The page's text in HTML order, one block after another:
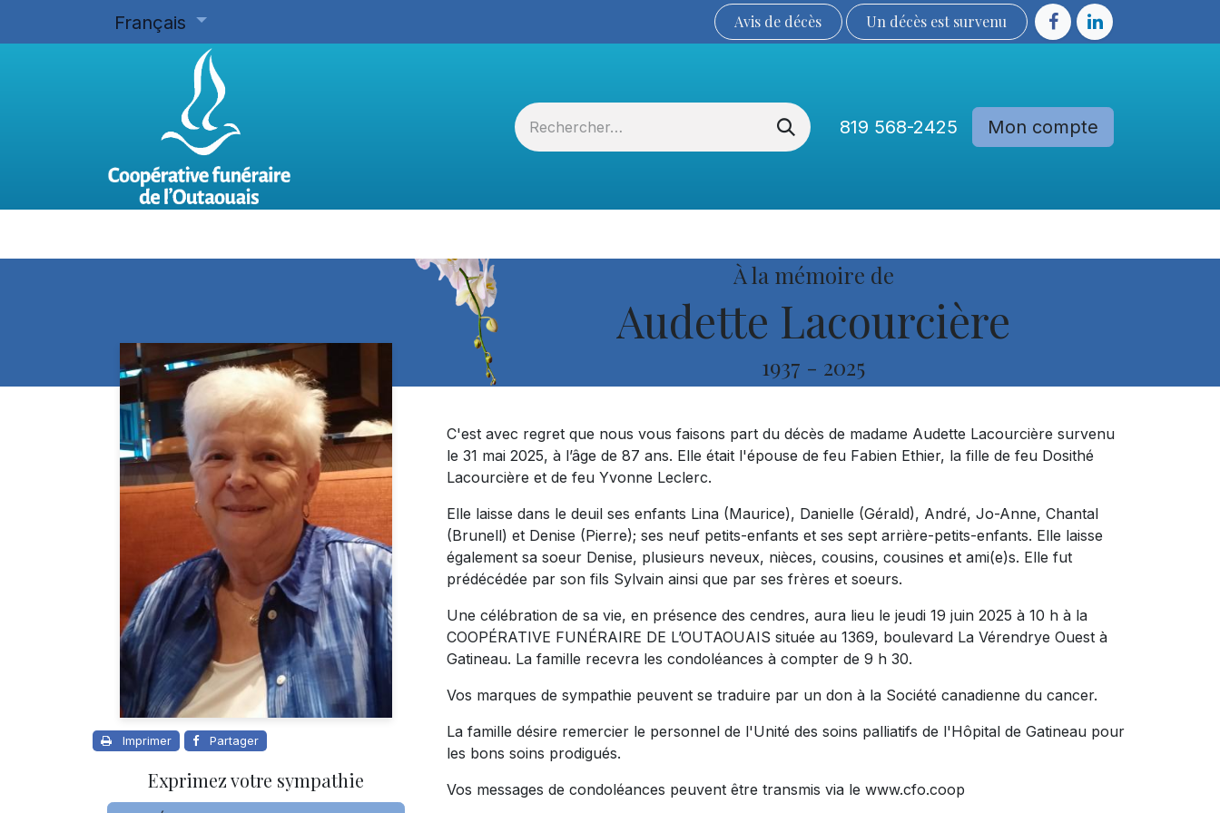
Français Avis de décès Un décès est sur​​​​​​​​ve​nu​​​​​​​​​​
819 568-2425 Mon compte
À la mémoire de
Audette Lacourcière
1937 - 2025
Imprimer Partager
Exprimez votre sympathie
C'est avec regret que nous vous faisons part du décès de madame Audette Lacourcière survenu
le 31 mai 2025, à l’âge de 87 ans. Elle était l'épouse de feu Fabien Ethier, la fille de feu Dosithé
Lacourcière et de feu Yvonne Leclerc.
Elle laisse dans le deuil ses enfants Lina (Maurice), Danielle (Gérald), André, Jo-Anne, Chantal
(Brunell) et Denise (Pierre); ses neuf petits-enfants et ses sept arrière-petits-enfants. Elle laisse
également sa soeur Denise, plusieurs neveux, nièces, cousins, cousines et ami(e)s. Elle fut
prédécédée par son fils Sylvain ainsi que par ses frères et soeurs.
Une célébration de sa vie, en présence des cendres, aura lieu le jeudi 19 juin 2025 à 10 h à la
COOPÉRATIVE FUNÉRAIRE DE L’OUTAOUAIS située au 1369, boulevard La Vérendrye Ouest à
Gatineau. La famille recevra les condoléances à compter de 9 h 30.
Vos marques de sympathie peuvent se traduire par un don à la Société canadienne du cancer.
La famille désire remercier le personnel de l'Unité des soins palliatifs de l'Hôpital de Gatineau pour
les bons soins prodigués.
Vos messages de condoléances peuvent être transmis via le www.cfo.coop